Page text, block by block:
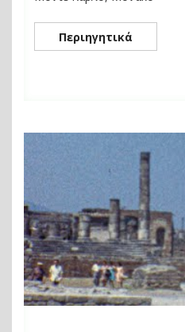
Περιηγητικά